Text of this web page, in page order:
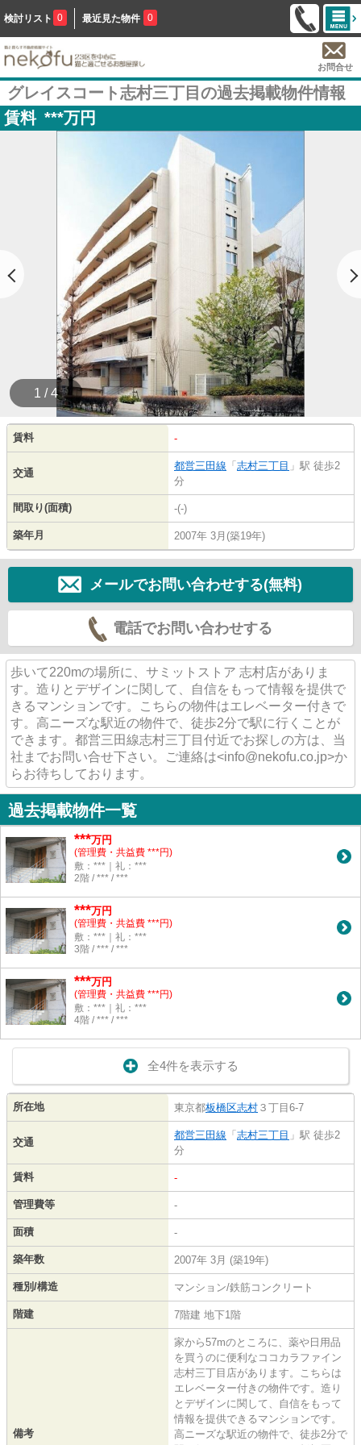
検討リスト 0 最近見た物件 0
お問合せ
グレイスコート志村三丁目の過去掲載物件情報
賃料 ***万円
1 / 4
賃料 -
交通
都営三田線 「 志村三丁目 」駅 徒歩2
分
間取り(面積) -(-)
築年月 2007年 3月(築19年)
メールでお問い合わせする(無料)
電話でお問い合わせする
歩いて220mの場所に、サミットストア 志村店がありま
す。造りとデザインに関して、自信をもって情報を提供で
きるマンションです。こちらの物件はエレベーター付きで
す。高ニーズな駅近の物件で、徒歩2分で駅に行くことが
できます。都営三田線志村三丁目付近でお探しの方は、当
社までお問い合せ下さい。ご連絡は<info@nekofu.co.jp>か
らお待ちしております。
過去掲載物件一覧
***万円
(管理費・共益費 ***円)
敷：***｜礼：***
2階 / *** / ***
***万円
(管理費・共益費 ***円)
敷：***｜礼：***
3階 / *** / ***
***万円
(管理費・共益費 ***円)
敷：***｜礼：***
4階 / *** / ***
全4件を表示する
所在地 東京都板橋区志村 ３丁目6-7
交通
都営三田線 「 志村三丁目 」駅 徒歩2
分
賃料 -
管理費等 -
面積 -
築年数 2007年 3月 (築19年)
種別/構造 マンション/鉄筋コンクリート
階建 7階建 地下1階
備考
家から57mのところに、薬や日用品
を買うのに便利なココカラファイン
志村三丁目店があります。こちらは
エレベーター付きの物件です。造り
とデザインに関して、自信をもって
情報を提供できるマンションです。
高ニーズな駅近の物件で、徒歩2分で